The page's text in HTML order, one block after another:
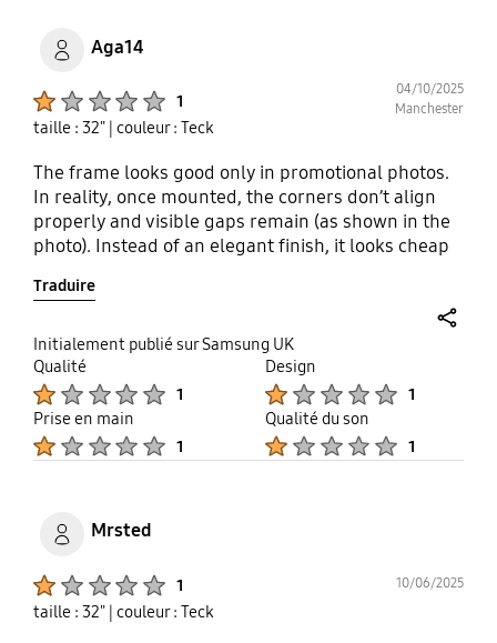
Aga14
1
04/10/2025
Manchester
taille : 32" | couleur : Teck
The frame looks good only in promotional photos.
In reality, once mounted, the corners don’t align
properly and visible gaps remain (as shown in the
photo). Instead of an elegant finish, it looks cheap
much better quality. not recommended – Very poor
frame than invest in this accessory.
Traduire
Initialement publié sur Samsung UK
Qualité
1
Design
1
Prise en main
1
Qualité du son
1
Mrsted
1 10/06/2025
taille : 32" | couleur : Teck